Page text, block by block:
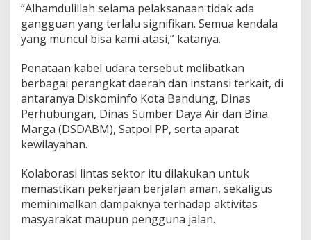
“Alhamdulillah selama pelaksanaan tidak ada
gangguan yang terlalu signifikan. Semua kendala
yang muncul bisa kami atasi,” katanya.
Penataan kabel udara tersebut melibatkan
berbagai perangkat daerah dan instansi terkait, di
antaranya Diskominfo Kota Bandung, Dinas
Perhubungan, Dinas Sumber Daya Air dan Bina
Marga (DSDABM), Satpol PP, serta aparat
kewilayahan.
Kolaborasi lintas sektor itu dilakukan untuk
memastikan pekerjaan berjalan aman, sekaligus
meminimalkan dampaknya terhadap aktivitas
masyarakat maupun pengguna jalan.